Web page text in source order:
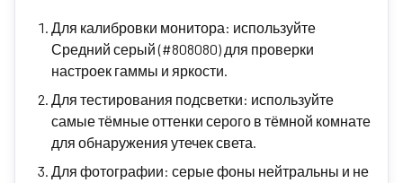
Для калибровки монитора: используйте
Средний серый (#808080) для проверки
настроек гаммы и яркости.
Для тестирования подсветки: используйте
самые тёмные оттенки серого в тёмной комнате
для обнаружения утечек света.
Для фотографии: серые фоны нейтральны и не